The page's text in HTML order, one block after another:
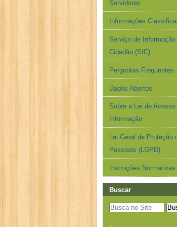
Servidores
Informações
Serviço de Informação
Cidadão (SIC)
Perguntas Frequentes
Dados Abertos
Sobre a Lei de Acesso
Informação
Lei Geral de Proteção
Pessoais (LGPD)
Instruções Normativas
Buscar